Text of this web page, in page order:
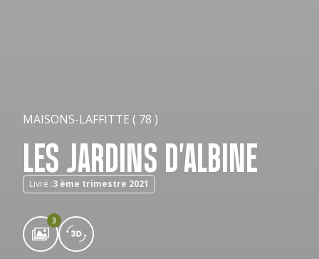
MAISONS-LAFFITTE ( 78 )
LES JARDINS D'ALBINE
Livré :3 ème trimestre 2021
3